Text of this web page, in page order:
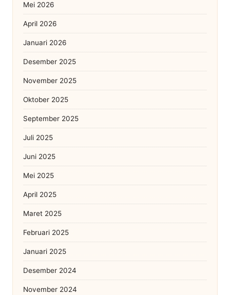
Mei 2026
April 2026
Januari 2026
Desember 2025
November 2025
Oktober 2025
September 2025
Juli 2025
Juni 2025
Mei 2025
April 2025
Maret 2025
Februari 2025
Januari 2025
Desember 2024
November 2024